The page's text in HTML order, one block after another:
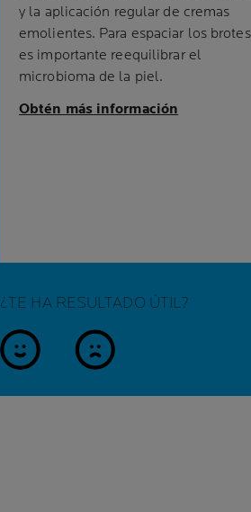
y la aplicación regular de cremas
emolientes. Para espaciar los
es importante reequilibrar el
microbioma de la piel.
Obtén más información
¿TE HA RESULTADO ÚTIL?
sí no